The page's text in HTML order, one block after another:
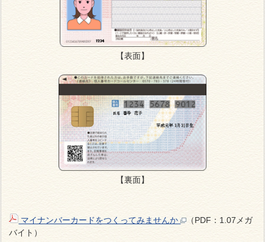
【表面】
【裏面】
マイナンバーカードをつくってみませんか
（PDF：1.07メガ
バイト）